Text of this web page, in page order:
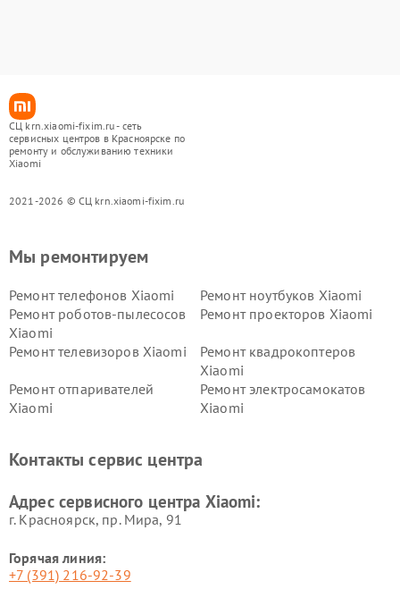
СЦ krn.xiaomi-fixim.ru - сеть
сервисных центров в Красноярске по
ремонту и обслуживанию техники
Xiaomi
2021-2026 © СЦ krn.xiaomi-fixim.ru
Мы ремонтируем
Ремонт телефонов Xiaomi
Ремонт ноутбуков Xiaomi
Ремонт роботов-пылесосов
Xiaomi
Ремонт проекторов Xiaomi
Ремонт телевизоров Xiaomi
Ремонт квадрокоптеров
Xiaomi
Ремонт отпаривателей
Xiaomi
Ремонт электросамокатов
Xiaomi
Ремонт стиральных машин
Ремонт смарт-часов Xiaomi
Контакты сервис центра
Адрес сервисного центра Xiaomi:
г. Красноярск, ​пр. Мира, 91
Горячая линия:
+7 (391) 216-92-39